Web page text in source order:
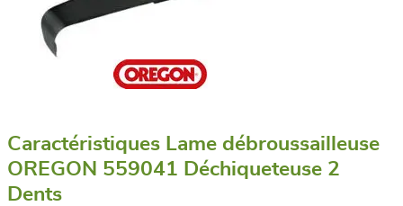
Caractéristiques Lame débroussailleuse
OREGON 559041 Déchiqueteuse 2
Dents